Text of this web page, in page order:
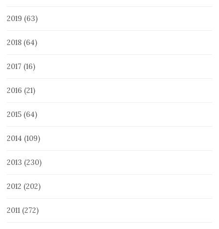
2019 (63)
2018 (64)
2017 (16)
2016 (21)
2015 (64)
2014 (109)
2013 (230)
2012 (202)
2011 (272)